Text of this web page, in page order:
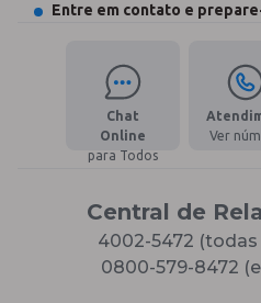
Entre em contato e
Chat
Online
para Todos
Ver
Central de
4002-5472
0800-579-8472